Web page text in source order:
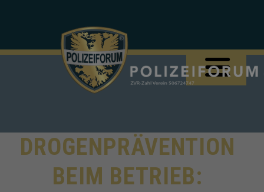
DROGENPRÄVENTION
BEIM BETRIEB: